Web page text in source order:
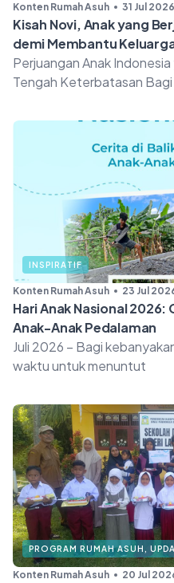
Konten Rumah Asuh 31 Jul 2026
Kisah Novi, Anak yang
demi Membantu
Perjuangan Anak
Tengah Keterbatasan Bagi
INSPIRATIF
Konten Rumah Asuh 23 Jul
Hari Anak Nasional
Anak-Anak Pedalaman
Juli 2026 – Bagi
waktu untuk menuntut
PROGRAM RUMAH ASUH ,
Konten Rumah Asuh 20 Jul